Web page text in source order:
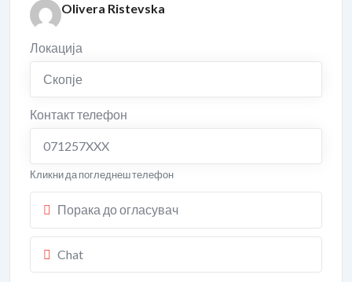
Olivera Ristevska
Локација
Скопје
Контакт телефон
071257XXX
Кликни да погледнеш телефон
Порака до огласувач
Chat